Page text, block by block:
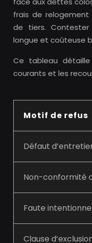
frais de
de tiers.
longue et coûteuse
Ce tableau
courants et les
Motif de refus
Défaut
Non-conformité
Faute
Clause